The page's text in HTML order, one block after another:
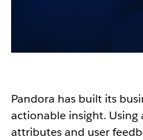
Pandora has built its
actionable insight.
attributes and user